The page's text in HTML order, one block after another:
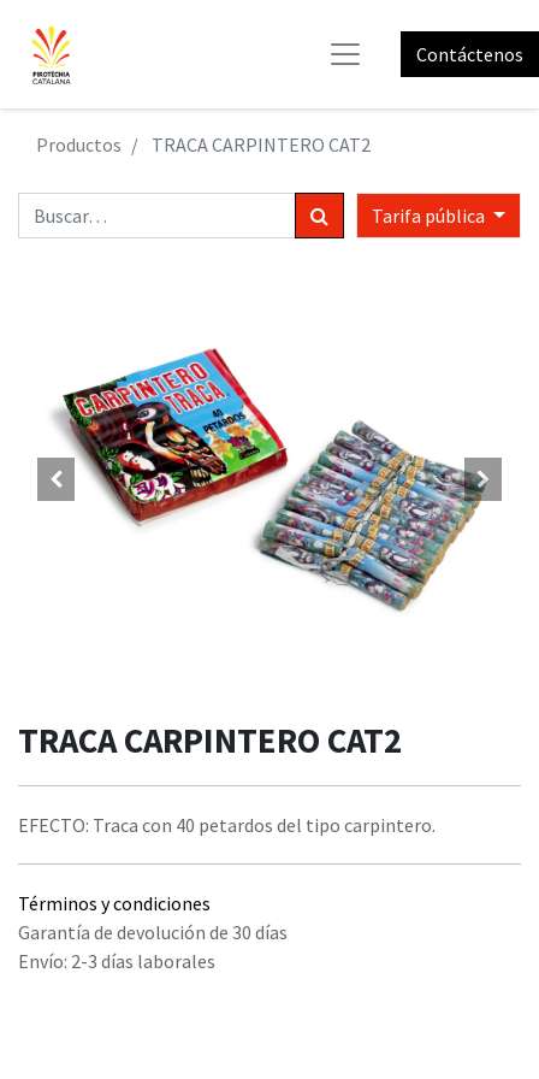
Contáctenos
Productos TRACA CARPINTERO CAT2
Tarifa pública
TRACA CARPINTERO CAT2
EFECTO: Traca con 40 petardos del tipo carpintero.
Términos y condiciones
Garantía de devolución de 30 días
Envío: 2-3 días laborales